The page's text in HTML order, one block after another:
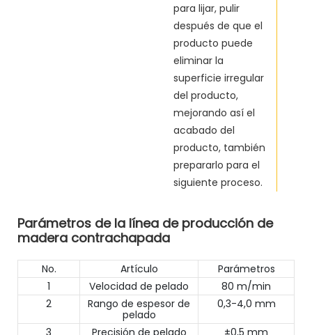
para lijar, pulir
después de que el
producto puede
eliminar la
superficie irregular
del producto,
mejorando así el
acabado del
producto, también
prepararlo para el
siguiente proceso.
Parámetros de la línea de producción de
madera contrachapada
No. Artículo
Parámetros
1
Velocidad de pelado
80 m/min
2
Rango de espesor de
pelado
0,3-4,0 mm
3 Precisión de pelado ±0,5 mm